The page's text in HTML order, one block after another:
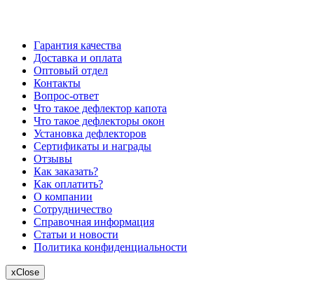
Гарантия качества
Доставка и оплата
Оптовый отдел
Контакты
Вопрос-ответ
Что такое дефлектор капота
Что такое дефлекторы окон
Установка дефлекторов
Сертификаты и награды
Отзывы
Как заказать?
Как оплатить?
О компании
Сотрудничество
Справочная информация
Статьи и новости
Политика конфиденциальности
xClose